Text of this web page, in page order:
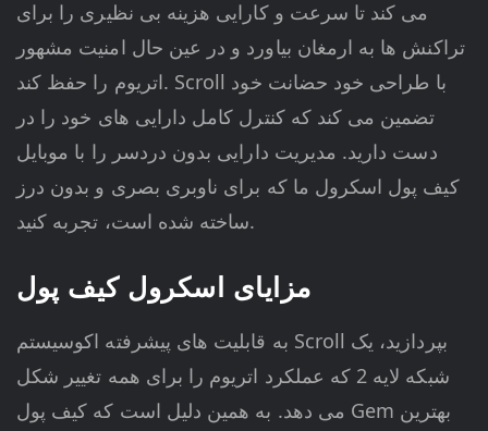
می کند تا سرعت و کارایی هزینه بی نظیری را برای
تراکنش ها به ارمغان بیاورد و در عین حال امنیت مشهور
اتریوم را حفظ کند. Scroll با طراحی خود حضانت خود
تضمین می کند که کنترل کامل دارایی های خود را در
دست دارید. مدیریت دارایی بدون دردسر را با موبایل
کیف پول اسکرول ما که برای ناوبری بصری و بدون درز
ساخته شده است، تجربه کنید.
مزایای اسکرول کیف پول
به قابلیت های پیشرفته اکوسیستم Scroll بپردازید، یک
شبکه لایه 2 که عملکرد اتریوم را برای همه تغییر شکل
می دهد. به همین دلیل است که کیف پول Gem بهترین